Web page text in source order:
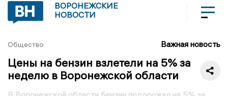
ВОРОНЕЖСКИЕ
НОВОСТИ
Общество Важная новость
Цены на бензин взлетели на 5% за
неделю в Воронежской области